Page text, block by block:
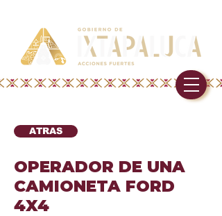
ATRAS
OPERADOR DE UNA
CAMIONETA FORD
4X4